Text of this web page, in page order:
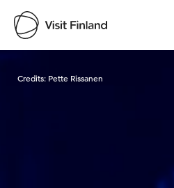
Credits: Pette Rissanen